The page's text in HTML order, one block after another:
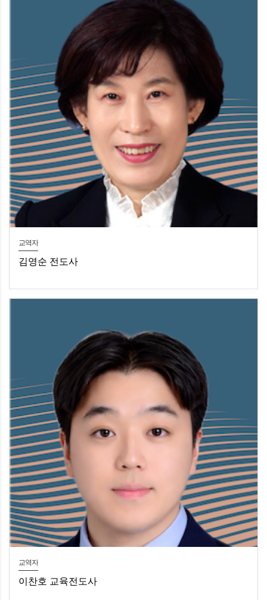
교역자
김영순 전도사
교역자
이찬호 교육전도사